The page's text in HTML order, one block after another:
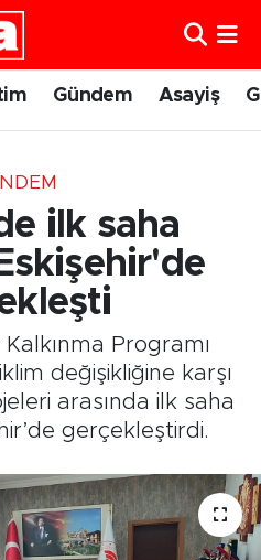
Gündem Asayiş
ilk saha
Programı
değişikliğine karşı
arasında ilk saha
gerçekleştirdi.
Haritası
ve Fikstür